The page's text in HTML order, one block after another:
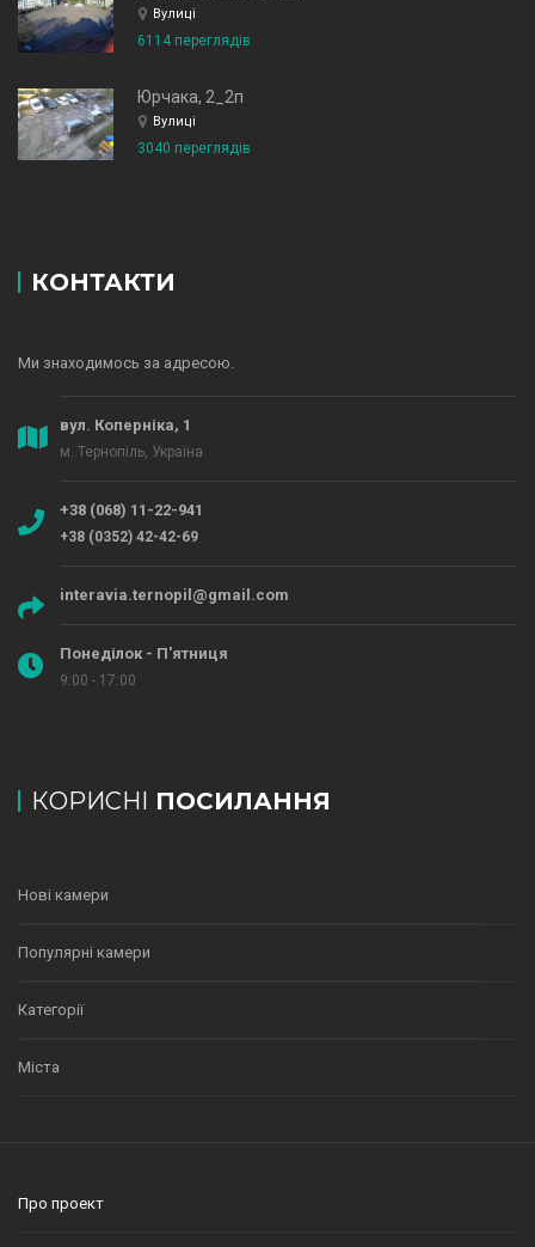
Вулиці
6114 переглядів
Юрчака, 2_2п
Вулиці
3040 переглядів
КОНТАКТИ
Ми знаходимось за адресою.
вул. Коперніка, 1
м. Тернопіль, Україна
+38 (068) 11-22-941
+38 (0352) 42-42-69
interavia.ternopil@gmail.com
Понеділок - П'ятниця
9:00 - 17:00
КОРИСНІ ПОСИЛАННЯ
Нові камери
Популярні камери
Категорії
Міста
Про проект